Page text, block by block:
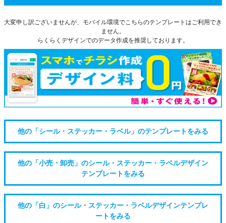
大変申し訳ございませんが、モバイル環境でこちらのテンプレートはご利用でき
ません。
らくらくデザインでのデータ作成を推奨しております。
他の「シール・ステッカー・ラベル」のテンプレートをみる
他の「小売・卸売」のシール・ステッカー・ラベルデザイン
テンプレートをみる
他の「白」のシール・ステッカー・ラベルデザインテンプレ
ートをみる